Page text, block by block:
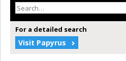
For a detailed search
Visit Papyrus